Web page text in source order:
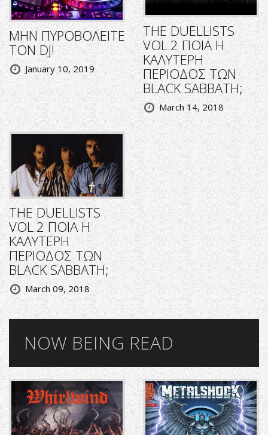
ΜΗΝ ΠΥΡΟΒΟΛΕΙΤΕ
ΤΟΝ DJ!
January 10, 2019
THE DUELLISTS
VOL.2 ΠΟΙΑ Η
ΚΑΛΥΤΕΡΗ
ΠΕΡΙΟΔΟΣ ΤΩΝ
BLACK SABBATH;
March 14, 2018
THE DUELLISTS
VOL.2 ΠΟΙΑ Η
ΚΑΛΥΤΕΡΗ
ΠΕΡΙΟΔΟΣ ΤΩΝ
BLACK SABBATH;
March 09, 2018
NOW BEING READ